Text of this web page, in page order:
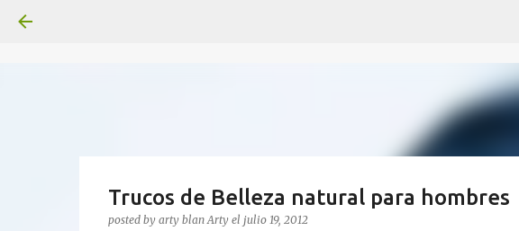
Trucos de Belleza natural para hombres
posted by arty blanArty el julio 19, 2012